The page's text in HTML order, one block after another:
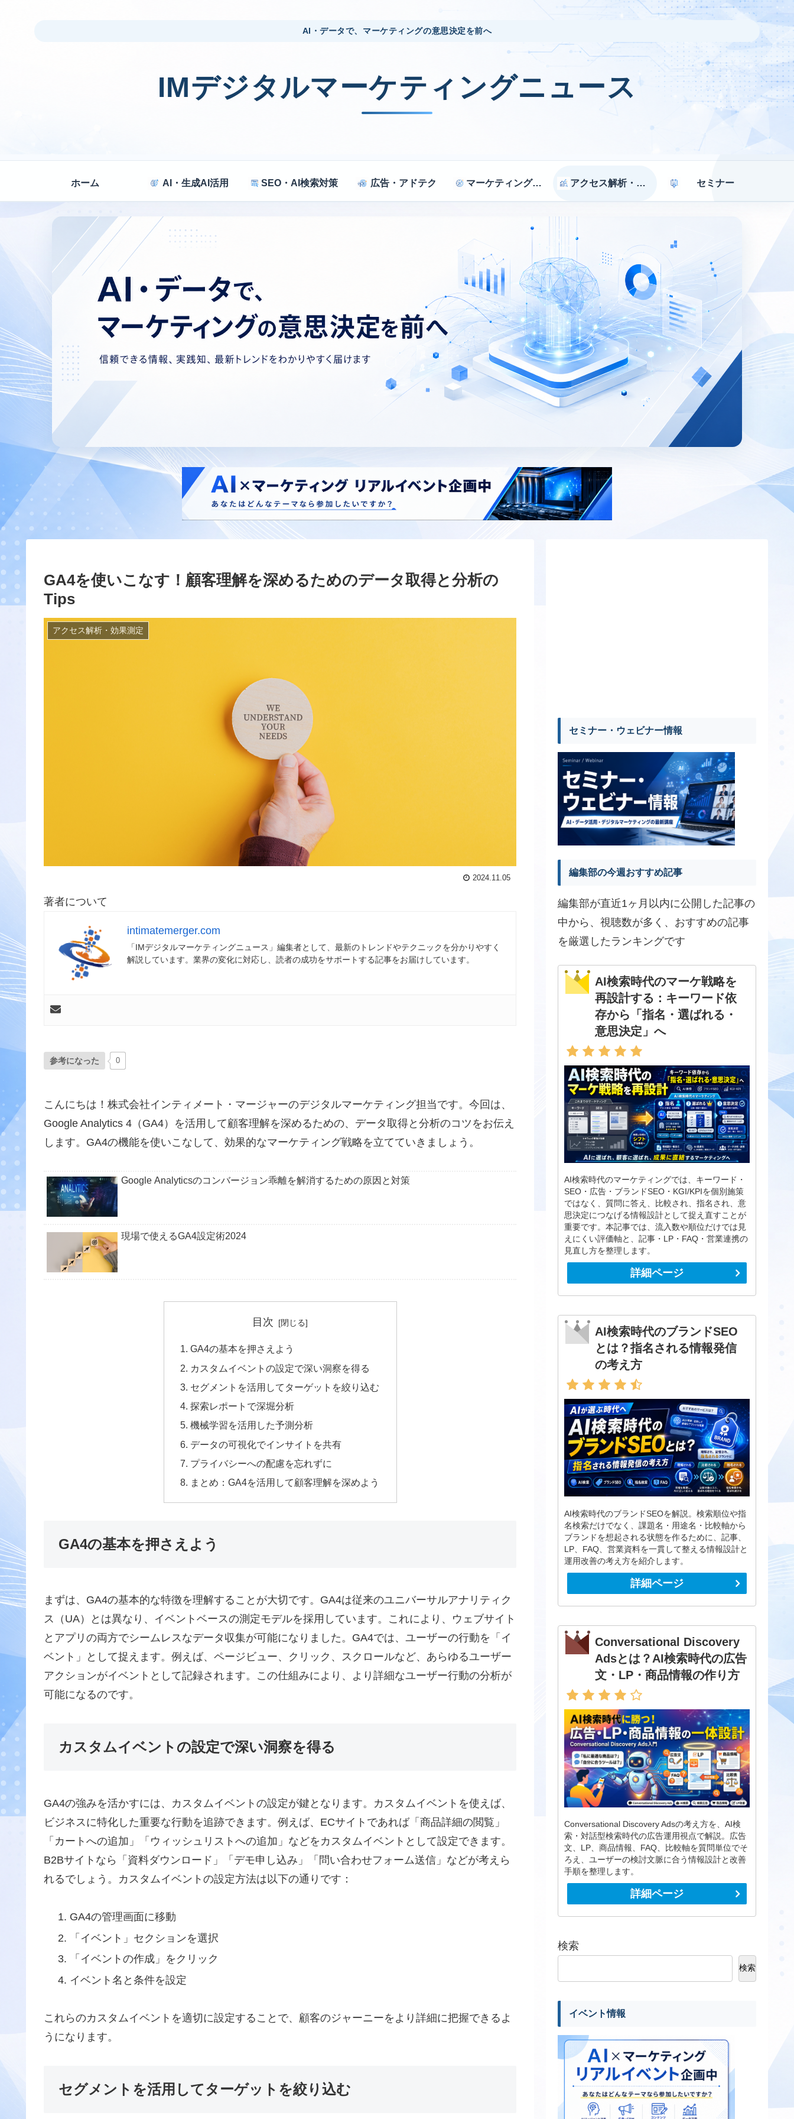
AI・データで、マーケティングの意思決定を前へ
IMデジタルマーケティングニュース
ホーム AI・生成AI活用 SEO・AI検索対策 広告・アドテク マーケティング戦略 アクセス解析・効果測定 セミナー
GA4を使いこなす！顧客理解を深めるためのデータ取得と分析の
Tips
アクセス解析・効果測定
2024.11.05
著者について
intimatemerger.com
「IMデジタルマーケティングニュース」編集者として、最新のトレンドやテクニックを分かりやすく
解説しています。業界の変化に対応し、読者の成功をサポートする記事をお届けしています。
参考になった 0
こんにちは！株式会社インティメート・マージャーのデジタルマーケティング担当です。今回は、
Google Analytics 4（GA4）を活用して顧客理解を深めるための、データ取得と分析のコツをお伝え
します。GA4の機能を使いこなして、効果的なマーケティング戦略を立てていきましょう。
Google Analyticsのコンバージョン乖離を解消するための原因と対策
現場で使えるGA4設定術2024
目次
GA4の基本を押さえよう
カスタムイベントの設定で深い洞察を得る
セグメントを活用してターゲットを絞り込む
探索レポートで深堀分析
機械学習を活用した予測分析
データの可視化でインサイトを共有
プライバシーへの配慮を忘れずに
まとめ：GA4を活用して顧客理解を深めよう
GA4の基本を押さえよう
まずは、GA4の基本的な特徴を理解することが大切です。GA4は従来のユニバーサルアナリティク
ス（UA）とは異なり、イベントベースの測定モデルを採用しています。これにより、ウェブサイト
とアプリの両方でシームレスなデータ収集が可能になりました。GA4では、ユーザーの行動を「イ
ベント」として捉えます。例えば、ページビュー、クリック、スクロールなど、あらゆるユーザー
アクションがイベントとして記録されます。この仕組みにより、より詳細なユーザー行動の分析が
可能になるのです。
カスタムイベントの設定で深い洞察を得る
GA4の強みを活かすには、カスタムイベントの設定が鍵となります。カスタムイベントを使えば、
ビジネスに特化した重要な行動を追跡できます。例えば、ECサイトであれば「商品詳細の閲覧」
「カートへの追加」「ウィッシュリストへの追加」などをカスタムイベントとして設定できます。
B2Bサイトなら「資料ダウンロード」「デモ申し込み」「問い合わせフォーム送信」などが考えら
れるでしょう。カスタムイベントの設定方法は以下の通りです：
GA4の管理画面に移動
「イベント」セクションを選択
「イベントの作成」をクリック
イベント名と条件を設定
これらのカスタムイベントを適切に設定することで、顧客のジャーニーをより詳細に把握できるよ
うになります。
セグメントを活用してターゲットを絞り込む
セミナー・ウェビナー情報
編集部の今週おすすめ記事
編集部が直近1ヶ月以内に公開した記事の
中から、視聴数が多く、おすすめの記事
を厳選したランキングです
AI検索時代のマーケ戦略を
再設計する：キーワード依
存から「指名・選ばれる・
意思決定」へ
AI検索時代のマーケティングでは、キーワード・
SEO・広告・ブランドSEO・KGI/KPIを個別施策
ではなく、質問に答え、比較され、指名され、意
思決定につなげる情報設計として捉え直すことが
重要です。本記事では、流入数や順位だけでは見
えにくい評価軸と、記事・LP・FAQ・営業連携の
見直し方を整理します。
詳細ページ
AI検索時代のブランドSEO
とは？指名される情報発信
の考え方
AI検索時代のブランドSEOを解説。検索順位や指
名検索だけでなく、課題名・用途名・比較軸から
ブランドを想起される状態を作るために、記事、
LP、FAQ、営業資料を一貫して整える情報設計と
運用改善の考え方を紹介します。
詳細ページ
Conversational Discovery
Adsとは？AI検索時代の広告
文・LP・商品情報の作り方
Conversational Discovery Adsの考え方を、AI検
索・対話型検索時代の広告運用視点で解説。広告
文、LP、商品情報、FAQ、比較軸を質問単位でそ
ろえ、ユーザーの検討文脈に合う情報設計と改善
手順を整理します。
詳細ページ
検索
検索
イベント情報